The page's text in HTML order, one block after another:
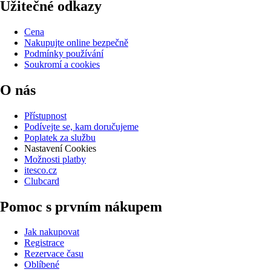
Užitečné odkazy
Cena
Nakupujte online bezpečně
Podmínky používání
Soukromí a cookies
O nás
Přístupnost
Podívejte se, kam doručujeme
Poplatek za službu
Nastavení Cookies
Možnosti platby
itesco.cz
Clubcard
Pomoc s prvním nákupem
Jak nakupovat
Registrace
Rezervace času
Oblíbené